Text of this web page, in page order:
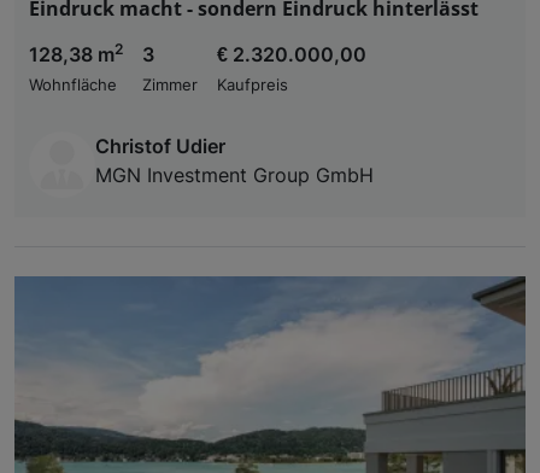
Eindruck macht - sondern Eindruck hinterlässt
128,38 m2
Wohnfläche
3
Zimmer
€ 2.320.000,00
Kaufpreis
Christof Udier
MGN Investment Group GmbH